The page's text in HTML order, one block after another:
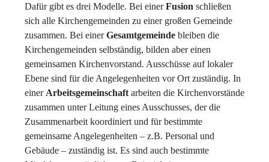
Dafür gibt es drei Modelle. Bei einerFusion schließen
sich alle Kirchengemeinden zu einer großen Gemeinde
zusammen. Bei einerGesamtgemeinde bleiben die
Kirchengemeinden selbständig, bilden aber einen
gemeinsamen Kirchenvorstand. Ausschüsse auf lokaler
Ebene sind für die Angelegenheiten vor Ort zuständig. In
einer Arbeitsgemeinschaft arbeiten die Kirchenvorstände
zusammen unter Leitung eines Ausschusses, der die
Zusammenarbeit koordiniert und für bestimmte
gemeinsame Angelegenheiten – z.B. Personal und
Gebäude – zuständig ist. Es sind auch bestimmte